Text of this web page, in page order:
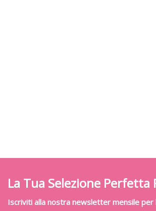
La Tua Selezione Perfetta
Iscriviti alla nostra newsletter mensile